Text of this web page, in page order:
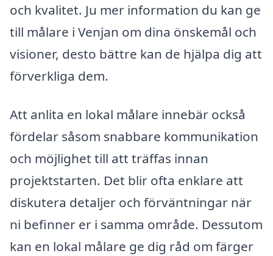
och kvalitet. Ju mer information du kan ge
till målare i Venjan om dina önskemål och
visioner, desto bättre kan de hjälpa dig att
förverkliga dem.
Att anlita en lokal målare innebär också
fördelar såsom snabbare kommunikation
och möjlighet till att träffas innan
projektstarten. Det blir ofta enklare att
diskutera detaljer och förväntningar när
ni befinner er i samma område. Dessutom
kan en lokal målare ge dig råd om färger